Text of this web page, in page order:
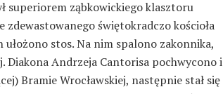
superiorem ząbkowickiego klasztoru
zdewastowanego świętokradczo kościoła
stos. Na nim spalono zakonnika,
Diakona Andrzeja Cantorisa pochwycono i
Bramie Wrocławskiej, następnie stał się